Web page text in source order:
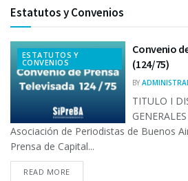
Estatutos y Convenios
ESTATUTOS Y
CONVENIOS
Convenio
(124/75)
BY
TITULO I
Asociación de Periodistas de Buenos
Prensa de Capital...
READ MORE